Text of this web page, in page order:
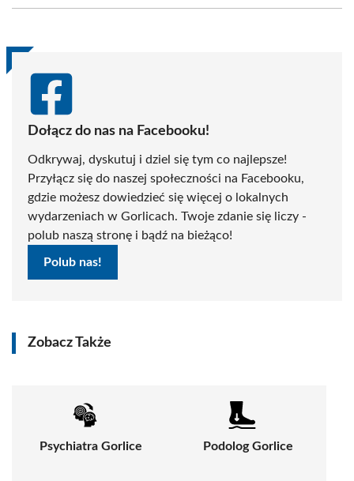
(Twitter)
Dołącz do nas na Facebooku!
Odkrywaj, dyskutuj i dziel się tym co najlepsze!
Przyłącz się do naszej społeczności na Facebooku,
gdzie możesz dowiedzieć się więcej o lokalnych
wydarzeniach w Gorlicach. Twoje zdanie się liczy -
polub naszą stronę i bądź na bieżąco!
Polub nas!
Zobacz Także
Psychiatra Gorlice Podolog Gorlice